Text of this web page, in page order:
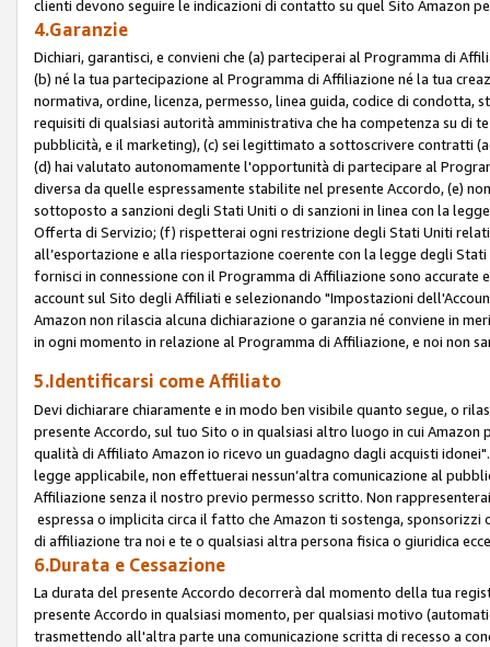
clienti devono seguire le indicazioni di contatto su quel Sito Amazon
4.Garanzie
Dichiari, garantisci, e convieni che (a) parteciperai al Programma di
(b) né la tua partecipazione al Programma di Affiliazione né la tua
normativa, ordine, licenza, permesso, linea guida, codice di
requisiti di qualsiasi autorità amministrativa che ha competenza su di
pubblicità, e il marketing), (c) sei legittimato a sottoscrivere contratti
(d) hai valutato autonomamente l'opportunità di partecipare al
diversa da quelle espressamente stabilite nel presente Accordo, (e)
sottoposto a sanzioni degli Stati Uniti o di sanzioni in linea con la
Offerta di Servizio; (f) rispetterai ogni restrizione degli Stati Uniti
all’esportazione e alla riesportazione coerente con la legge degli
fornisci in connessione con il Programma di Affiliazione sono
account sul Sito degli Affiliati e selezionando "Impostazioni
Amazon non rilascia alcuna dichiarazione o garanzia né conviene in
in ogni momento in relazione al Programma di Affiliazione, e noi non
5.Identificarsi come Affiliato
Devi dichiarare chiaramente e in modo ben visibile quanto segue, o
presente Accordo, sul tuo Sito o in qualsiasi altro luogo in cui
qualità di Affiliato Amazon io ricevo un guadagno dagli acquisti
legge applicabile, non effettuerai nessun’altra comunicazione al
Affiliazione senza il nostro previo permesso scritto. Non
espressa o implicita circa il fatto che Amazon ti sostenga,
di affiliazione tra noi e te o qualsiasi altra persona fisica o giuridica
6.Durata e Cessazione
La durata del presente Accordo decorrerà dal momento della tua
presente Accordo in qualsiasi momento, per qualsiasi motivo
trasmettendo all'altra parte una comunicazione scritta di recesso a